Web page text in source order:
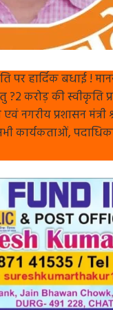
हार्दिक बधाई !
की स्वीकृति
नगरीय प्रशासन